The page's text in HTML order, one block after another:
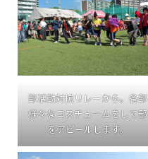
部活動対抗リレーから。各部
様々なコスチュームをして部
をアピールします。